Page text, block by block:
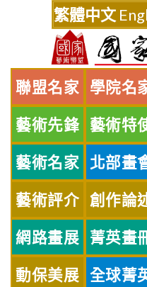
繁體中文
聯盟名家 學院名
藝術先鋒 藝術特
藝術名家 北部畫
藝術評介 創作論
網路畫展 菁英畫
動保美展 全球菁